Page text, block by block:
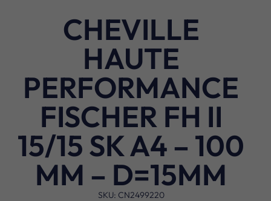
CHEVILLE
HAUTE
PERFORMANCE
FISCHER FH II
15/15 SK A4 – 100
MM – D=15MM
SKU: CN2499220